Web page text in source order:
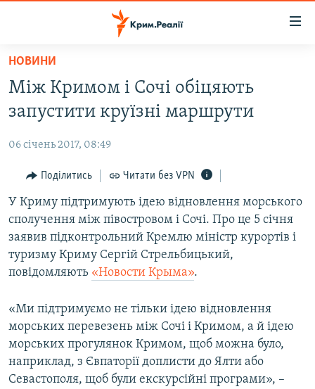
Перейти
основного
матеріалу
Перейти
до
навігації
Перейти
до
пошуку
ВОДА.КРИМ
ВІДЕО ТА ФОТО
ПОЛІТИКА
БЛОГИ
ПОГЛЯД
ІНТЕРВ'Ю
ВСЕ ЗА ДЕНЬ
СПЕЦПРОЕКТИ
ДЕПОРТАЦІЯ
ВІДЕОУРОКИ «ELIFBE»
СВІДЧЕННЯ ОКУПАЦІЇ
УКРАЇНСЬКА ПРОБЛЕМА КРИМУ
ЯК ОБІЙТИ БЛОКУВАННЯ
Русский
Qırımtatar
НОВИНИ
Між Кримом і Сочі обіцяють
запустити круїзні маршрути
06 січень 2017, 08:49
Поділитись Читати без VPN
У Криму підтримують ідею відновлення морського
сполучення між півостровом і Сочі. Про це 5 січня
заявив підконтрольний Кремлю міністр курортів і
туризму Криму Сергій Стрельбицький,
повідомляють «Новости Крыма».
«Ми підтримуємо не тільки ідею відновлення
морських перевезень між Сочі і Кримом, а й ідею
морських прогулянок Кримом, щоб можна було,
наприклад, з Євпаторії доплисти до Ялти або
Севастополя, щоб були екскурсійні програми», –